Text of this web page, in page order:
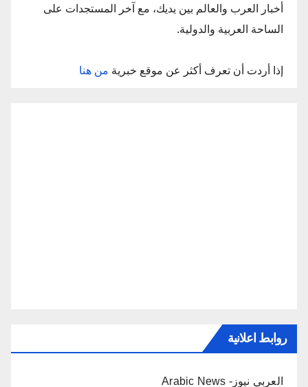
أخبار العرب والعالم بين يديك، مع آخر المستجدات على
الساحة العربية والدولية.
إذا أردت أن تعرف أكثر عن موقع خبرية من هنا
روابط اعلانية
العربي نيوز- Arabic News